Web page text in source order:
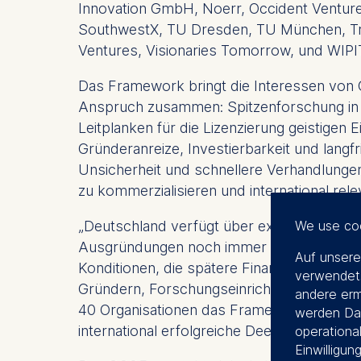
Innovation GmbH, Noerr, Occident
SouthwestX, TU Dresden, TU München,
Ventures, Visionaries Tomorrow, und
Das Framework bringt die Interessen von
Anspruch zusammen: Spitzenforschung
Leitplanken für die Lizenzierung geistigen
Gründeranreize, Investierbarkeit und
Unsicherheit und schnellere
zu kommerzialisieren und international
„Deutschland verfügt über exzellente
Ausgründungen noch immer zu viel Zeit
Konditionen, die spätere
Gründern, Forschungseinrichtungen und
40 Organisationen das Framework
international erfolgreiche Deep-Tech-
We use
Auf
andere
werden